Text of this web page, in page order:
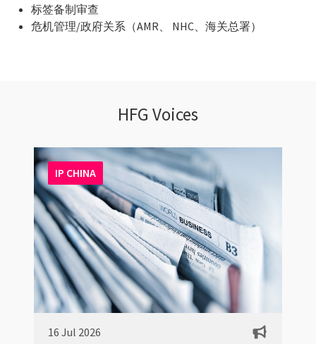
标签备制审查
危机管理/政府关系（AMR、 NHC、海关总署）
HFG Voices
IP CHINA
16 Jul 2026